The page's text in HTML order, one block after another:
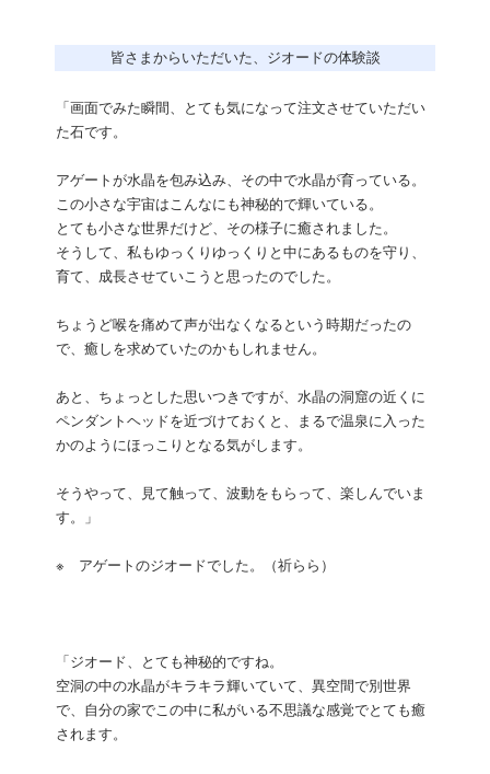
皆さまからいただいた、ジオードの体験談
「画面でみた瞬間、とても気になって注文させていただい
た石です。
アゲートが水晶を包み込み、その中で水晶が育っている。
この小さな宇宙はこんなにも神秘的で輝いている。
とても小さな世界だけど、その様子に癒されました。
そうして、私もゆっくりゆっくりと中にあるものを守り、
育て、成長させていこうと思ったのでした。
ちょうど喉を痛めて声が出なくなるという時期だったの
で、癒しを求めていたのかもしれません。
あと、ちょっとした思いつきですが、水晶の洞窟の近くに
ペンダントヘッドを近づけておくと、まるで温泉に入った
かのようにほっこりとなる気がします。
そうやって、見て触って、波動をもらって、楽しんでいま
す。」
※ アゲートのジオードでした。（祈らら）
「ジオード、とても神秘的ですね。
空洞の中の水晶がキラキラ輝いていて、異空間で別世界
で、自分の家でこの中に私がいる不思議な感覚でとても癒
されます。